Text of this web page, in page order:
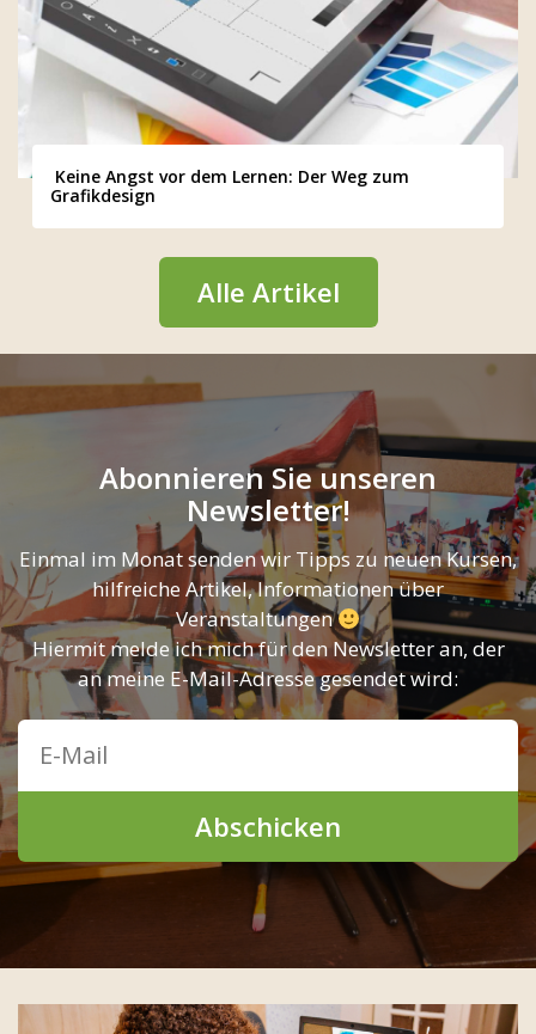
Keine Angst vor dem Lernen: Der Weg zum
Grafikdesign
Alle Artikel
Abonnieren Sie unseren
Newsletter!
Einmal im Monat senden wir Tipps zu neuen Kursen,
hilfreiche Artikel, Informationen über
Veranstaltungen
Hiermit melde ich mich für den Newsletter an, der
an meine E-Mail-Adresse gesendet wird:
Abschicken